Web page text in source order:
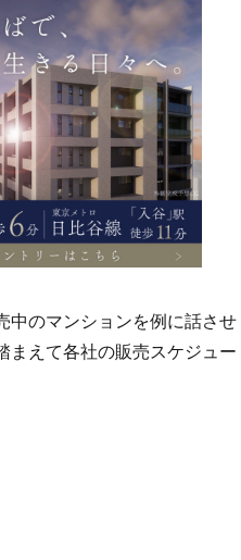
中のマンションを例に話させ
まえて各社の販売スケジュー